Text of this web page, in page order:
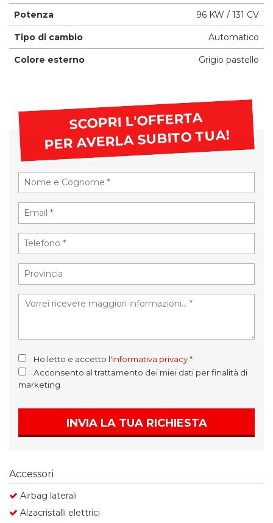
Potenza 96 KW / 131 CV
Tipo di cambio Automatico
Colore esterno Grigio pastello
SCOPRI L'OFFERTA
PER AVERLA SUBITO TUA!
Ho letto e accetto l'informativa privacy*
Acconsento al trattamento dei miei dati per finalità di
marketing
INVIA LA TUA RICHIESTA
Accessori
Airbag laterali
Alzacristalli elettrici